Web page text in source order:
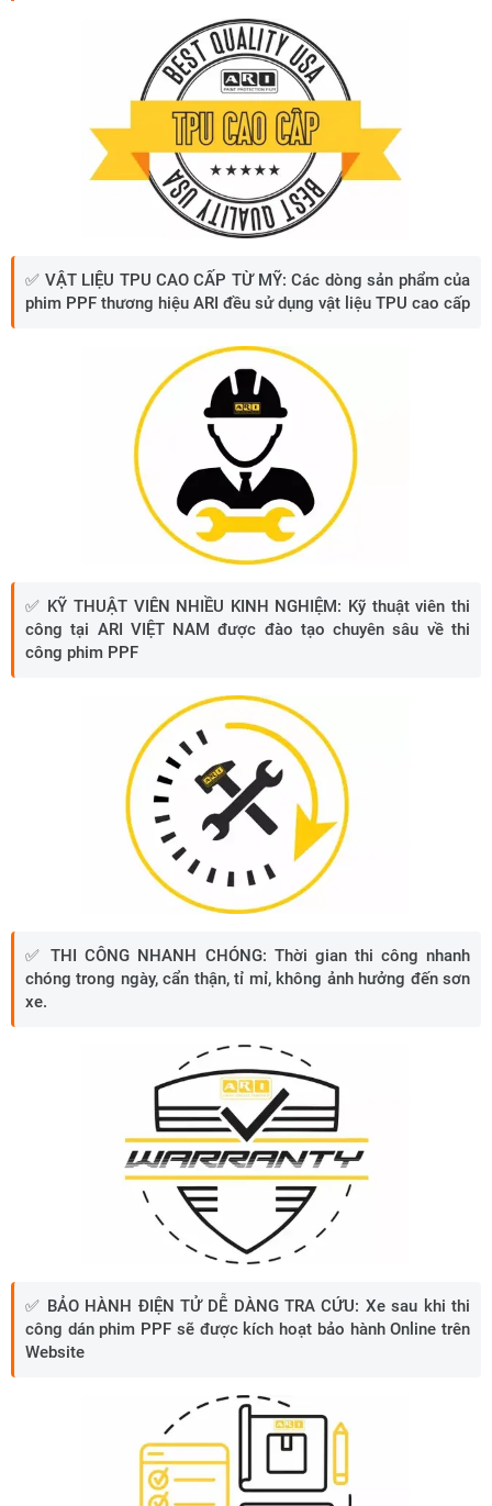
✅ VẬT LIỆU TPU CAO CẤP TỪ MỸ: Các dòng sản phẩm của
phim PPF thương hiệu ARI đều sử dụng vật liệu TPU cao cấp
✅ KỸ THUẬT VIÊN NHIỀU KINH NGHIỆM: Kỹ thuật viên thi
công tại ARI VIỆT NAM được đào tạo chuyên sâu về thi
công phim PPF
✅THI CÔNG NHANH CHÓNG: Thời gian thi công nhanh
chóng trong ngày, cẩn thận, tỉ mỉ, không ảnh hưởng đến sơn
xe.
✅ BẢO HÀNH ĐIỆN TỬ DỄ DÀNG TRA CỨU: Xe sau khi thi
công dán phim PPF sẽ được kích hoạt bảo hành Online trên
Website